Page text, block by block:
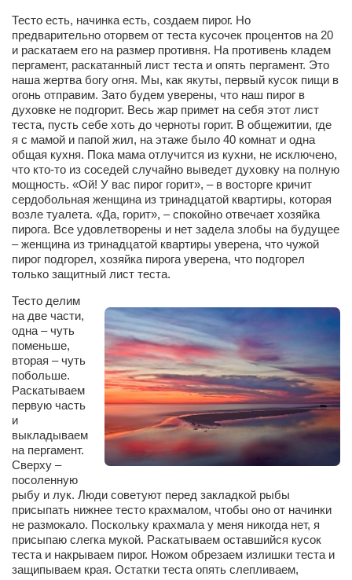
Тесто есть, начинка есть, создаем пирог. Но
предварительно оторвем от теста кусочек процентов на 20
и раскатаем его на размер противня. На противень кладем
пергамент, раскатанный лист теста и опять пергамент. Это
наша жертва богу огня. Мы, как якуты, первый кусок пищи в
огонь отправим. Зато будем уверены, что наш пирог в
духовке не подгорит. Весь жар примет на себя этот лист
теста, пусть себе хоть до черноты горит. В общежитии, где
я с мамой и папой жил, на этаже было 40 комнат и одна
общая кухня. Пока мама отлучится из кухни, не исключено,
что кто-то из соседей случайно выведет духовку на полную
мощность. «Ой! У вас пирог горит», – в восторге кричит
сердобольная женщина из тринадцатой квартиры, которая
возле туалета. «Да, горит», – спокойно отвечает хозяйка
пирога. Все удовлетворены и нет задела злобы на будущее
– женщина из тринадцатой квартиры уверена, что чужой
пирог подгорел, хозяйка пирога уверена, что подгорел
только защитный лист теста.
Тесто делим
на две части,
одна – чуть
поменьше,
вторая – чуть
побольше.
Раскатываем
первую часть
и
выкладываем
на пергамент.
Сверху –
посоленную
рыбу и лук. Люди советуют перед закладкой рыбы
присыпать нижнее тесто крахмалом, чтобы оно от начинки
не размокало. Поскольку крахмала у меня никогда нет, я
присыпаю слегка мукой. Раскатываем оставшийся кусок
теста и накрываем пирог. Ножом обрезаем излишки теста и
защипываем края. Остатки теста опять слепливаем,